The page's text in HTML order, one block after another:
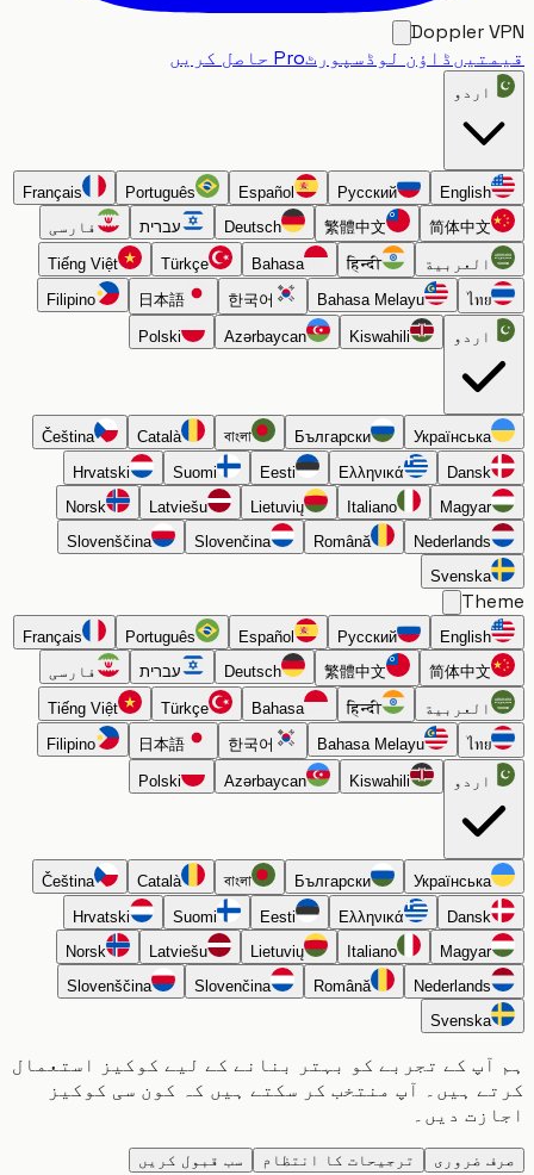
Doppler
ڈاؤن لوڈ سپورٹPro حاصل کریں
اردو
English
Русский
Español
Português
Français
简体中文
繁體中文
Deutsch עברית فارسی
العربية हिन्दी
Bahasa
Türkçe
Tiếng Việt
ไทย
Bahasa Melayu
한국어
日本語
Filipino
اردو Kiswahili
Azərbaycan
Polski
Українська
Български
বাংলা
Català
Čeština
Dansk
Ελληνικά
Eesti
Suomi
Hrvatski
Magyar
Italiano
Lietuvių
Latviešu
Norsk
Nederlands
Română
Slovenčina
Slovenščina
Svenska
English
Русский
Español
Português
Français
简体中文
繁體中文
Deutsch עברית فارسی
العربية हिन्दी
Bahasa
Türkçe
Tiếng Việt
ไทย
Bahasa Melayu
한국어
日本語
Filipino
اردو Kiswahili
Azərbaycan
Polski
Українська
Български
বাংলা
Català
Čeština
Dansk
Ελληνικά
Eesti
Suomi
Hrvatski
Magyar
Italiano
Lietuvių
Latviešu
Norsk
Nederlands
Română
Slovenčina
Slovenščina
Svenska
کے تجربے کو بہتر بنانے کے لیے کوکیز استعمال
ہیں۔ آپ منتخب کر سکتے ہیں کہ کون سی کوکیز
دیں۔
ضروری ترجیحات کا انتظام سب قبول کریں